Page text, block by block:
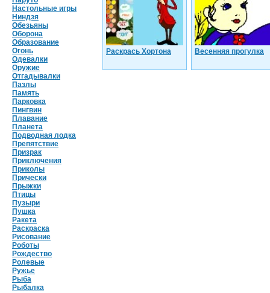
Настольные игры
Ниндзя
Обезьяны
Оборона
Образование
Огонь
Одевалки
Оружие
Отгадывалки
Пазлы
Память
Парковка
Пингвин
Плавание
Планета
Подводная лодка
Препятствие
Призрак
Приключения
Приколы
Прически
Прыжки
Птицы
Пузыри
Пушка
Ракета
Раскраска
Рисование
Роботы
Рождество
Ролевые
Ружье
Рыба
Рыбалка
Раскрась Хортона Весенняя прогулка